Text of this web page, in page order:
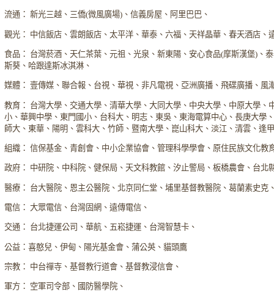
流通： 新光三越、三僑(微風廣場)、信義房屋、阿里巴巴、
觀光： 中信飯店、雲朗飯店、太平洋、華泰、六福、天祥晶華、春天酒店、
食品： 台灣菸酒、天仁茶葉、元祖、光泉、新東陽、安心食品(摩斯漢堡)、
斯葵、哈跟達斯冰淇淋、
媒體： 壹傳媒、聯合報、台視、華視、非凡電視、亞洲廣播、飛碟廣播、風
教育： 台灣大學、交通大學、清華大學、大同大學、中央大學、中原大學、
小、華興中學、東門國小、台科大、明志、東吳、東海電算中心、長庚大學
師大、東華、陽明、雲科大、竹師、暨南大學、崑山科大、淡江、清雲、逢
組織： 信保基金、青創會、中小企業協會、管理科學學會、原住民族文化教
政府： 中研院、中科院、健保局、天文科教館、汐止警局、板橋農會、台北
醫療： 台大醫院、恩主公醫院、北京同仁堂、埔里基督教醫院、葛蘭素史克
電信： 大眾電信、台灣固網、遠傳電信、
交通： 台北捷運公司、華航、五崧捷運、台灣智慧卡、
公益：喜憨兒、伊甸、陽光基金會、蒲公英、貓頭鷹
宗教： 中台禪寺、基督教行道會、基督教浸信會、
軍方： 空軍司令部、國防醫學院、